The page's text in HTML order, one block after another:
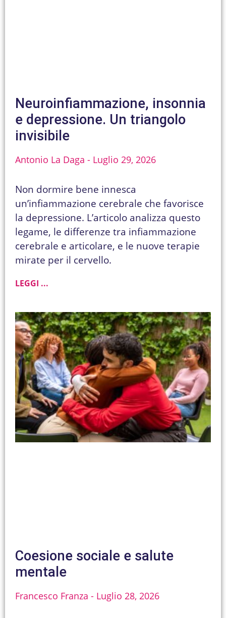
Neuroinfiammazione, insonnia
e depressione. Un triangolo
invisibile
Antonio La Daga Luglio 29, 2026
Non dormire bene innesca
un’infiammazione cerebrale che favorisce
la depressione. L’articolo analizza questo
legame, le differenze tra infiammazione
cerebrale e articolare, e le nuove terapie
mirate per il cervello.
LEGGI ...
Coesione sociale e salute
mentale
Francesco Franza Luglio 28, 2026